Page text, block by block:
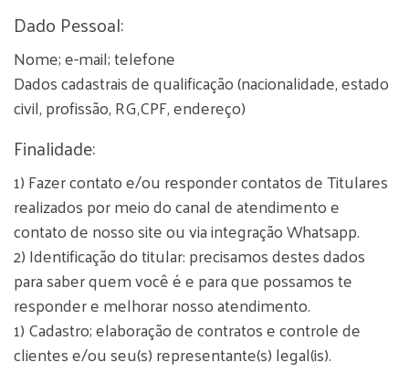
Dado Pessoal:
Nome; e-mail; telefone
Dados cadastrais de qualificação (nacionalidade, estado
civil, profissão, RG,CPF, endereço)
Finalidade:
1) Fazer contato e/ou responder contatos de Titulares
realizados por meio do canal de atendimento e
contato de nosso site ou via integração Whatsapp.
2) Identificação do titular: precisamos destes dados
para saber quem você é e para que possamos te
responder e melhorar nosso atendimento.
1) Cadastro; elaboração de contratos e controle de
clientes e/ou seu(s) representante(s) legal(is).